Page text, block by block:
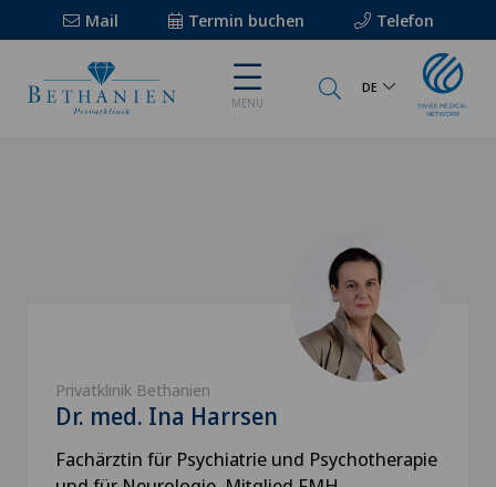
Mail Termin buchen Telefon
MENU
DE
Privatklinik Bethanien
Dr. med. Ina Harrsen
Fachärztin für Psychiatrie und Psychotherapie